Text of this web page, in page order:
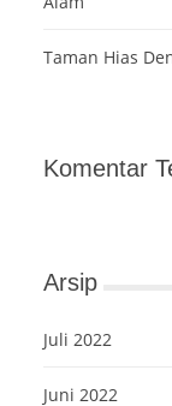
Taman Hias
Komentar
Arsip
Juli 2022
Juni 2022